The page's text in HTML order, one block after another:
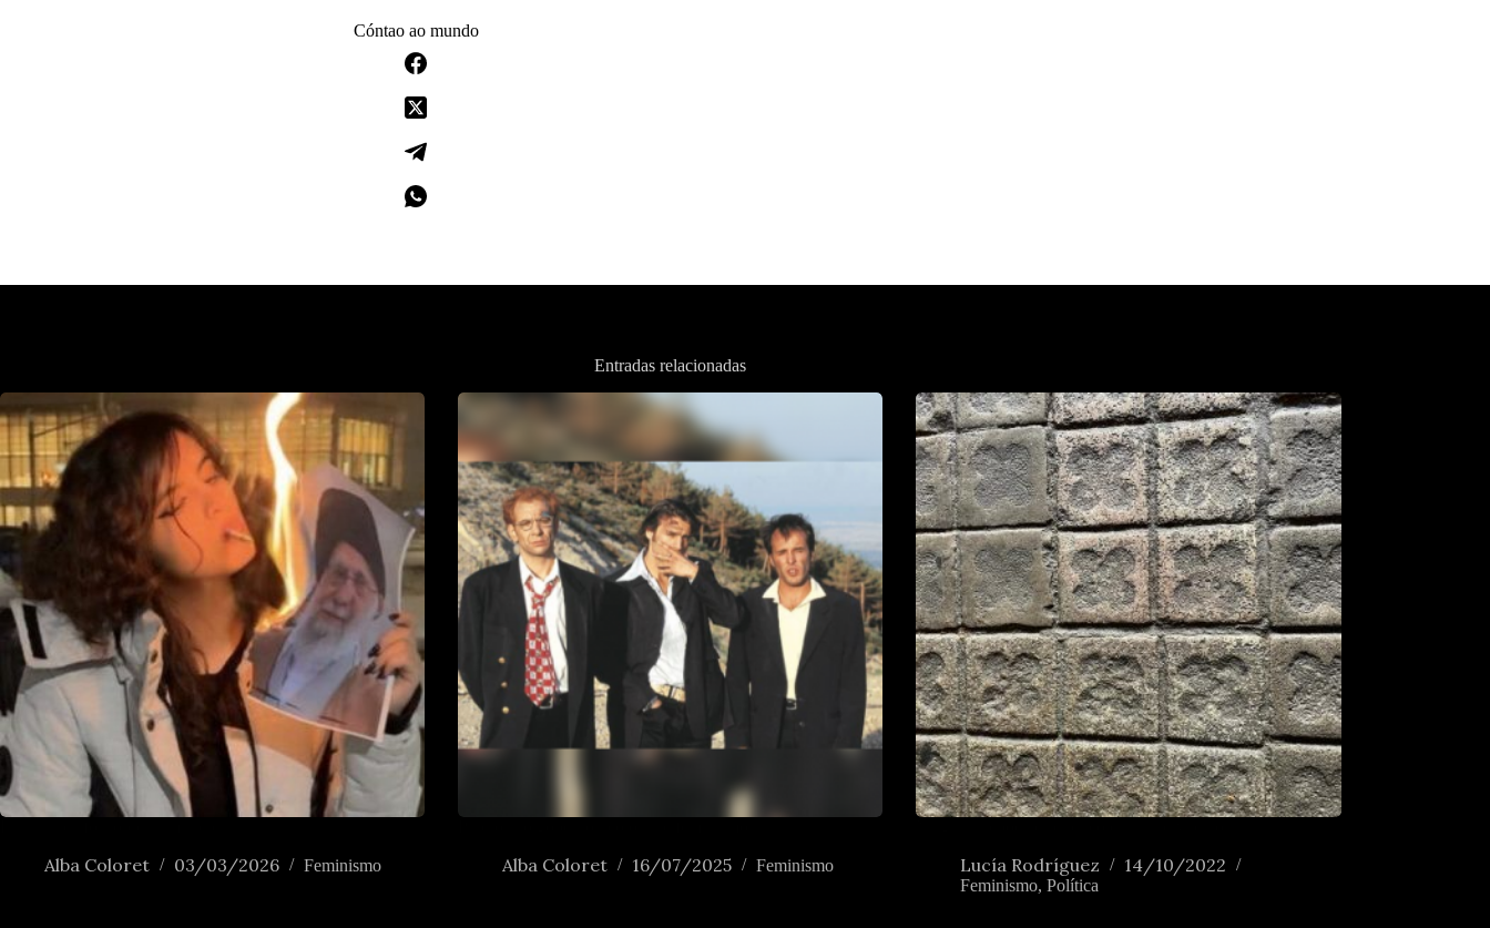
Cóntao ao mundo
Entradas relacionadas
Alba Coloret 03/03/2026 Feminismo Alba Coloret 16/07/2025 Feminismo Lucía Rodríguez 14/10/2022
Feminismo,Política